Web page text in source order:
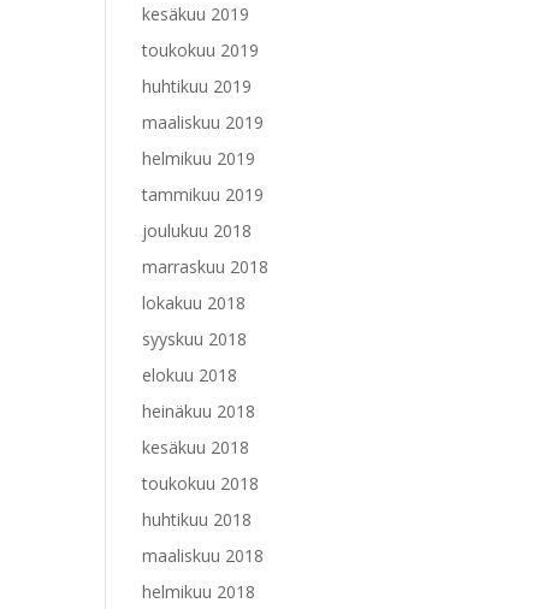
kesäkuu 2019
toukokuu 2019
huhtikuu 2019
maaliskuu 2019
helmikuu 2019
tammikuu 2019
joulukuu 2018
marraskuu 2018
lokakuu 2018
syyskuu 2018
elokuu 2018
heinäkuu 2018
kesäkuu 2018
toukokuu 2018
huhtikuu 2018
maaliskuu 2018
helmikuu 2018